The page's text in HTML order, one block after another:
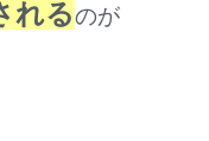
れるのが